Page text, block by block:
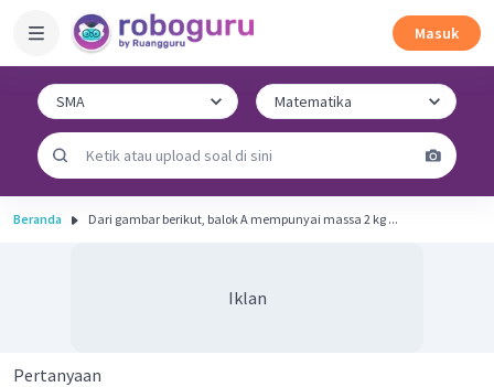
Masuk
Beranda Dari gambar berikut, balok A mempunyai massa 2 kg ...
Iklan
Pertanyaan